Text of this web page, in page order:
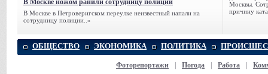
В Москве ножом ранили сотрудницу полиции
В Москве в Петроверигском переулке неизвестный напали на
сотрудницу полиции..»
Москвы.
причину
ОБЩЕСТВО ЭКОНОМИКА ПОЛИТИКА
Фоторепортажи Погода Работа